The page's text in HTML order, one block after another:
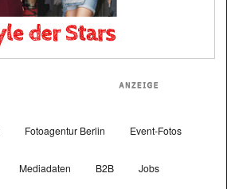
Fotoagentur Berlin Event-Fotos
Mediadaten B2B Jobs